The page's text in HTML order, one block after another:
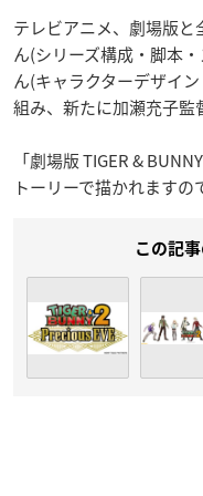
テレビアニメ、劇場版と
ん(シリーズ構成・脚本
ん(キャラクターデザイ
組み、新たに加瀬充子監
「劇場版 TIGER &
トーリーで描かれますの
この記